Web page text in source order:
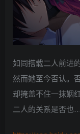
如同搭载二人前进
然而她至今否认。
却掩盖不住一抹姻
二人的关系是否也